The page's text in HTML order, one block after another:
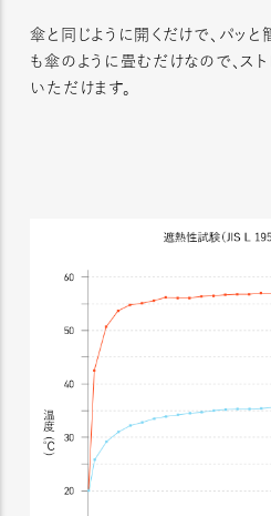
傘と同じように開くだけで、パッ
も傘のように畳むだけなので、ス
いただけます。